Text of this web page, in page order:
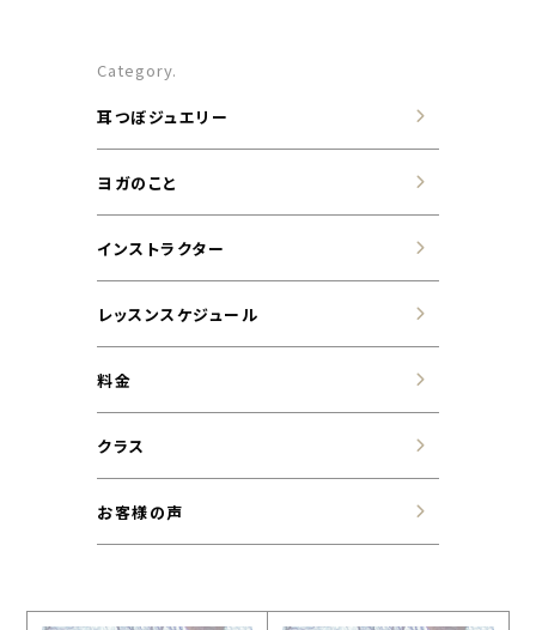
料金
クラス内容
Category.
耳つぼジュエリー
ヨガのこと
インストラクター
レッスンスケジュール
料金
クラス
お客様の声